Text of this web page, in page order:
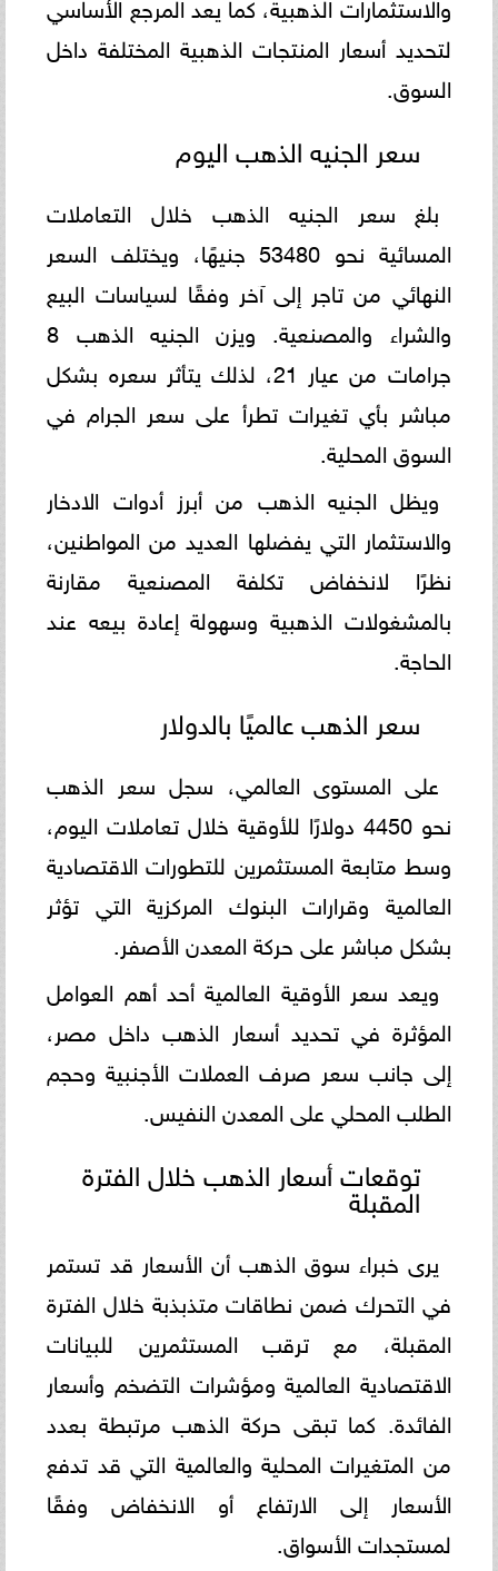
لتحديد أسعار المنتجات الذهبية المختلفة داخل
السوق.
سعر الجنيه الذهب اليوم
بلغ سعر الجنيه الذهب خلال التعاملات
المسائية نحو 53480 جنيهًا، ويختلف السعر
النهائي من تاجر إلى آخر وفقًا لسياسات البيع
والشراء والمصنعية. ويزن الجنيه الذهب 8
جرامات من عيار 21، لذلك يتأثر سعره بشكل
مباشر بأي تغيرات تطرأ على سعر الجرام في
السوق المحلية.
ويظل الجنيه الذهب من أبرز أدوات الادخار
والاستثمار التي يفضلها العديد من المواطنين،
نظرًا لانخفاض تكلفة المصنعية مقارنة
بالمشغولات الذهبية وسهولة إعادة بيعه عند
الحاجة.
سعر الذهب عالميًا بالدولار
على المستوى العالمي، سجل سعر الذهب
نحو 4450 دولارًا للأوقية خلال تعاملات اليوم،
وسط متابعة المستثمرين للتطورات الاقتصادية
العالمية وقرارات البنوك المركزية التي تؤثر
بشكل مباشر على حركة المعدن الأصفر.
ويعد سعر الأوقية العالمية أحد أهم العوامل
المؤثرة في تحديد أسعار الذهب داخل مصر،
إلى جانب سعر صرف العملات الأجنبية وحجم
الطلب المحلي على المعدن النفيس.
توقعات أسعار الذهب خلال الفترة
المقبلة
يرى خبراء سوق الذهب أن الأسعار قد تستمر
في التحرك ضمن نطاقات متذبذبة خلال الفترة
المقبلة، مع ترقب المستثمرين للبيانات
الاقتصادية العالمية ومؤشرات التضخم وأسعار
الفائدة. كما تبقى حركة الذهب مرتبطة بعدد
من المتغيرات المحلية والعالمية التي قد تدفع
الأسعار إلى الارتفاع أو الانخفاض وفقًا
لمستجدات الأسواق.